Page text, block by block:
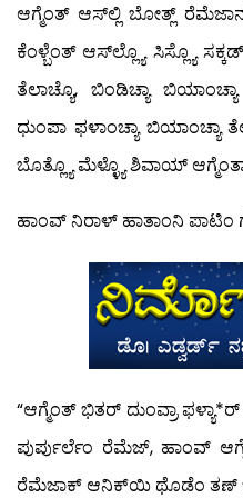
ಆಗ್ಮೆಂತ್ ಆಸ್‍ಲ್ಲಿ ಬೋತ್ಲ್ ರೆಮೆಜಾನ್
ಕೆಂಳ್ಬೆಂತ್ ಆಸ್‍ಲ್ಲ್ಯೊ ಸಿಸ್ಲ್ಯೊ
ತೆಲಾಚ್ಯೊ, ಬಿಂಡಿಚ್ಯಾ
ಧುಂಪಾ ಫಳಾಂಚ್ಯಾ ಬಿಯಾಂಚ್ಯಾ
ಬೊತ್ಲ್ಯೊ ಮೆಳ್ಳ್ಯೊ ಶಿವಾಯ್
ಹಾಂವ್ ನಿರಾಳ್ ಹಾತಾಂನಿ ಪಾಟಿಂ
“ಆಗ್ಮೆಂತ್ ಭಿತರ್ ದುಂವ್ರಾ
ಪುರ್ಪುರ್ಲೆಂ ರೆಮೆಜ್, ಹಾಂವ್
ರೆಮೆಜಾಕ್ ಆನಿಕ್‍ಯಿ ಥೊಡೆಂ ತಣ್